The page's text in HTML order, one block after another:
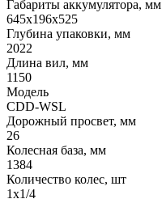
Габариты аккумулятора, мм
645х196х525
Глубина упаковки, мм
2022
Длина вил, мм
1150
Модель
CDD-WSL
Дорожный просвет, мм
26
Колесная база, мм
1384
Количество колес, шт
1х1/4